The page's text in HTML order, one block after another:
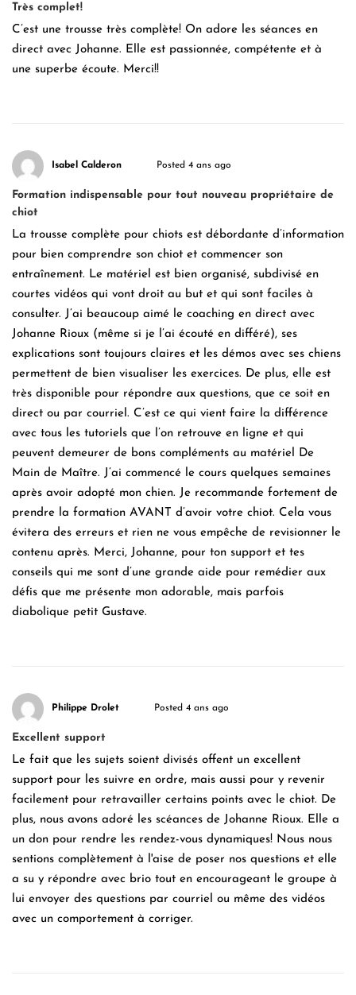
Très complet!
C’est une trousse très complète! On adore les séances en
direct avec Johanne. Elle est passionnée, compétente et à
une superbe écoute. Merci!!
Isabel Calderon Posted 4 ans ago
Formation indispensable pour tout nouveau propriétaire de
chiot
La trousse complète pour chiots est débordante d’information
pour bien comprendre son chiot et commencer son
entraînement. Le matériel est bien organisé, subdivisé en
courtes vidéos qui vont droit au but et qui sont faciles à
consulter. J’ai beaucoup aimé le coaching en direct avec
Johanne Rioux (même si je l’ai écouté en différé), ses
explications sont toujours claires et les démos avec ses chiens
permettent de bien visualiser les exercices. De plus, elle est
très disponible pour répondre aux questions, que ce soit en
direct ou par courriel. C’est ce qui vient faire la différence
avec tous les tutoriels que l’on retrouve en ligne et qui
peuvent demeurer de bons compléments au matériel De
Main de Maître. J’ai commencé le cours quelques semaines
après avoir adopté mon chien. Je recommande fortement de
prendre la formation AVANT d’avoir votre chiot. Cela vous
évitera des erreurs et rien ne vous empêche de revisionner le
contenu après. Merci, Johanne, pour ton support et tes
conseils qui me sont d’une grande aide pour remédier aux
défis que me présente mon adorable, mais parfois
diabolique petit Gustave.
Philippe Drolet Posted 4 ans ago
Excellent support
Le fait que les sujets soient divisés offent un excellent
support pour les suivre en ordre, mais aussi pour y revenir
facilement pour retravailler certains points avec le chiot. De
plus, nous avons adoré les scéances de Johanne Rioux. Elle a
un don pour rendre les rendez-vous dynamiques! Nous nous
sentions complètement à l'aise de poser nos questions et elle
a su y répondre avec brio tout en encourageant le groupe à
lui envoyer des questions par courriel ou même des vidéos
avec un comportement à corriger.